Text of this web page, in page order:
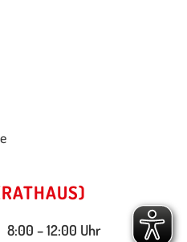
8:00 – 12:00 Uhr